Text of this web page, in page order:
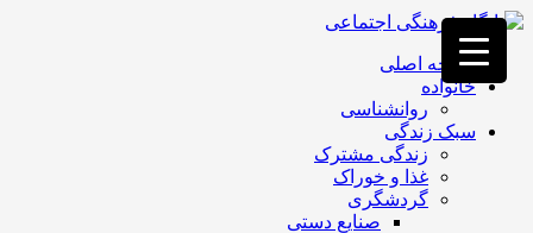
فصد
خون
غرب
تهران
خشکشویی
تصفیه
صفحه اصلی
خانواده
روانشناسی
سبک زندگی
زندگی مشترک
غذا و خوراک
گردشگری
صنایع دستی